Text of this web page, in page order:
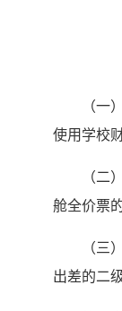
（一
使用学校
（二
舱全价票
（三
出差的二